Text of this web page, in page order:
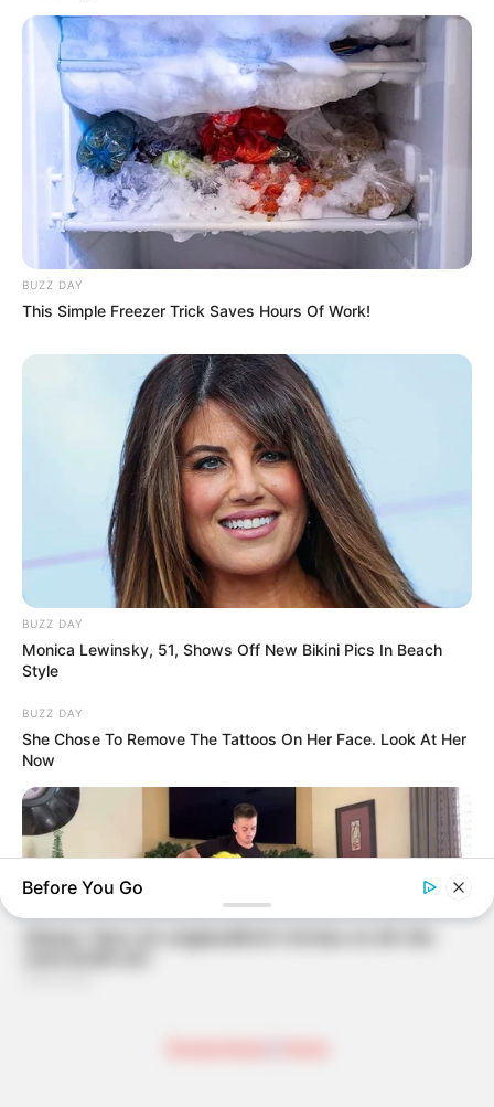
BUZZ DAY
This Simple Freezer Trick Saves Hours Of Work!
BUZZ DAY
Monica Lewinsky, 51, Shows Off New Bikini Pics In Beach
Style
BUZZ DAY
She Chose To Remove The Tattoos On Her Face. Look At Her
Now
Before You Go